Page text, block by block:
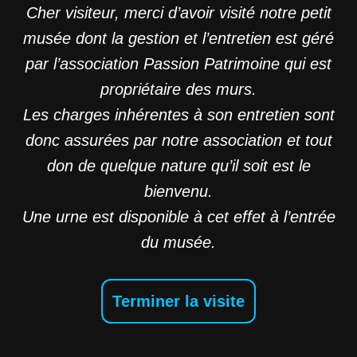
Aller
Cher visiteur, merci d’avoir visité notre petit
musée dont la gestion et l’entretien est géré
par l’association Passion Patrimoine qui est
propriétaire des murs.
Les charges inhérentes à son entretien sont
donc assurées par notre association et tout
don de quelque nature qu’il soit est le
bienvenu.
Une urne est disponible à cet effet à l’entrée
du musée.
Terminer la visite